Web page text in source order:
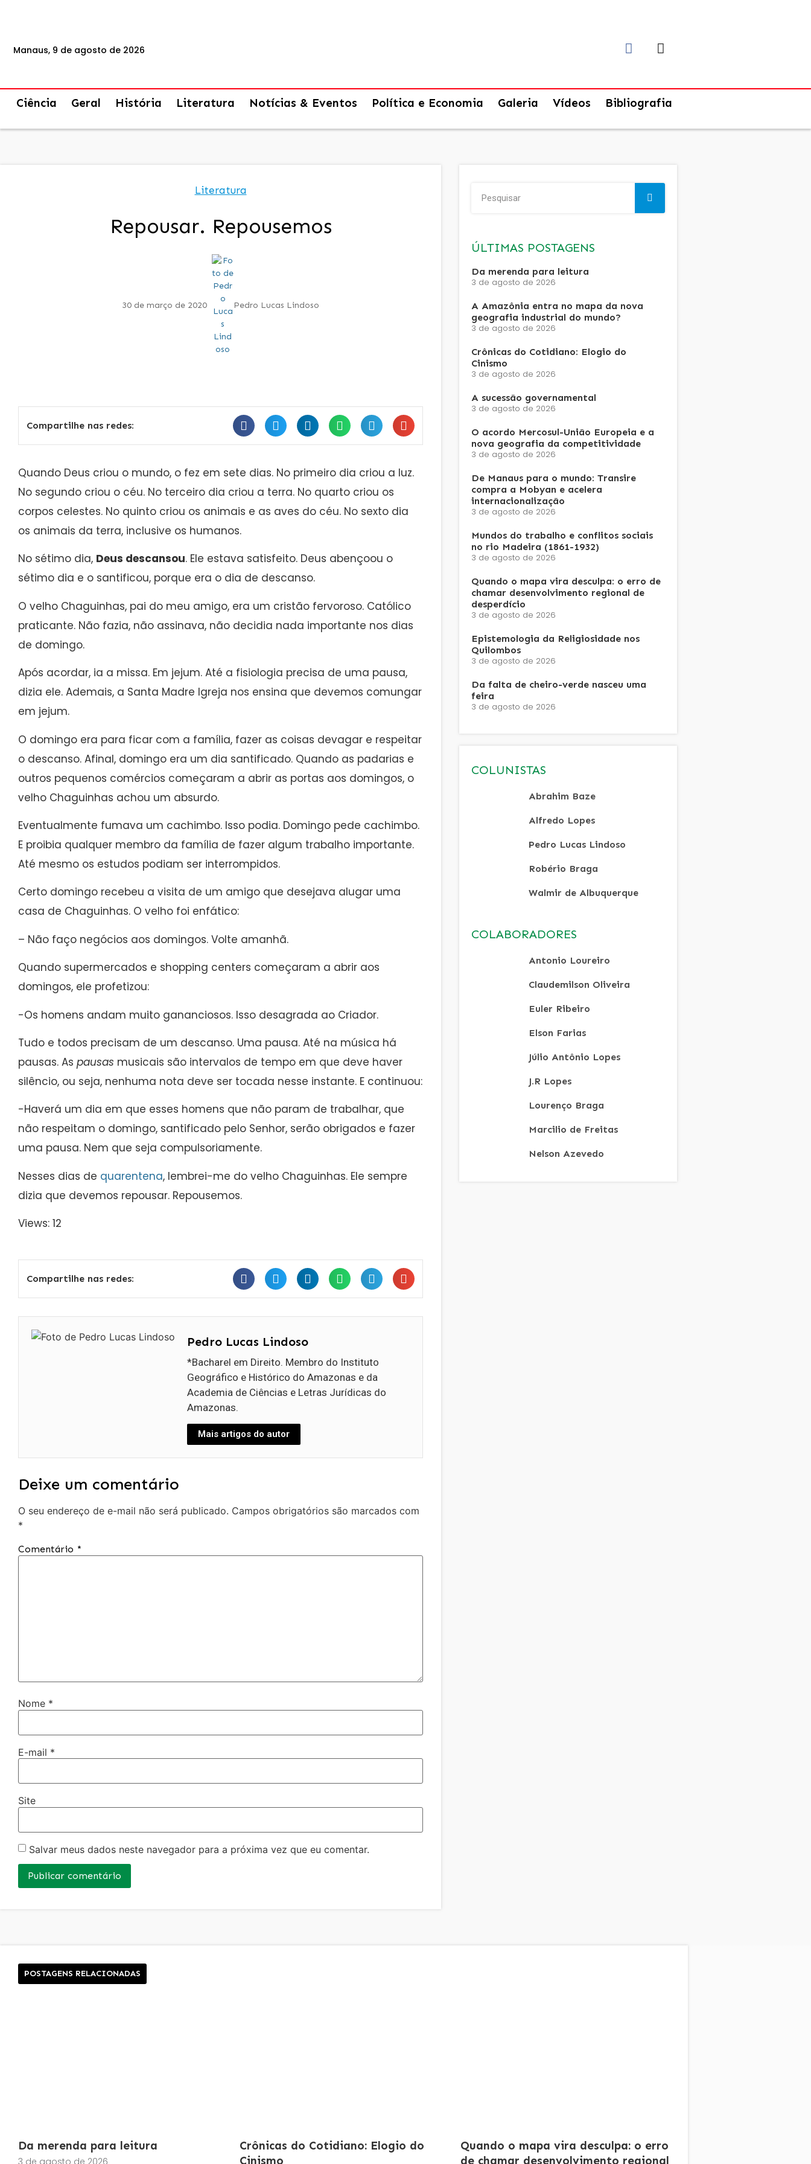
Manaus, 9 de agosto de 2026
Ciência Geral História Literatura Notícias & Eventos Política e Economia Galeria Vídeos Bibliografia
Literatura
Repousar. Repousemos
30 de março de 2020 Pedro Lucas Lindoso
Compartilhe nas redes:
Quando Deus criou o mundo, o fez em sete dias. No primeiro dia criou a luz.
No segundo criou o céu. No terceiro dia criou a terra. No quarto criou os
corpos celestes. No quinto criou os animais e as aves do céu. No sexto dia
os animais da terra, inclusive os humanos.
No sétimo dia, Deus descansou. Ele estava satisfeito. Deus abençoou o
sétimo dia e o santificou, porque era o dia de descanso.
O velho Chaguinhas, pai do meu amigo, era um cristão fervoroso. Católico
praticante. Não fazia, não assinava, não decidia nada importante nos dias
de domingo.
Após acordar, ia a missa. Em jejum. Até a fisiologia precisa de uma pausa,
dizia ele. Ademais, a Santa Madre Igreja nos ensina que devemos comungar
em jejum.
O domingo era para ficar com a família, fazer as coisas devagar e respeitar
o descanso. Afinal, domingo era um dia santificado. Quando as padarias e
outros pequenos comércios começaram a abrir as portas aos domingos, o
velho Chaguinhas achou um absurdo.
Eventualmente fumava um cachimbo. Isso podia. Domingo pede cachimbo.
E proibia qualquer membro da família de fazer algum trabalho importante.
Até mesmo os estudos podiam ser interrompidos.
Certo domingo recebeu a visita de um amigo que desejava alugar uma
casa de Chaguinhas. O velho foi enfático:
– Não faço negócios aos domingos. Volte amanhã.
Quando supermercados e shopping centers começaram a abrir aos
domingos, ele profetizou:
-Os homens andam muito gananciosos. Isso desagrada ao Criador.
Tudo e todos precisam de um descanso. Uma pausa. Até na música há
pausas. As pausas musicais são intervalos de tempo em que deve haver
silêncio, ou seja, nenhuma nota deve ser tocada nesse instante. E continuou:
-Haverá um dia em que esses homens que não param de trabalhar, que
não respeitam o domingo, santificado pelo Senhor, serão obrigados e fazer
uma pausa. Nem que seja compulsoriamente.
Nesses dias de quarentena, lembrei-me do velho Chaguinhas. Ele sempre
dizia que devemos repousar. Repousemos.
Views: 12
Compartilhe nas redes:
Pedro Lucas Lindoso
*Bacharel em Direito. Membro do Instituto
Geográfico e Histórico do Amazonas e da
Academia de Ciências e Letras Jurídicas do
Amazonas.
Mais artigos do autor
Deixe um comentário
O seu endereço de e-mail não será publicado. Campos obrigatórios são marcados com
*
Comentário *
Nome *
E-mail *
Site
Salvar meus dados neste navegador para a próxima vez que eu comentar.
ÚLTIMAS POSTAGENS
Da merenda para leitura
3 de agosto de 2026
A Amazônia entra no mapa da nova
geografia industrial do mundo?
3 de agosto de 2026
Crônicas do Cotidiano: Elogio do
Cinismo
3 de agosto de 2026
A sucessão governamental
3 de agosto de 2026
O acordo Mercosul-União Europeia e a
nova geografia da competitividade
3 de agosto de 2026
De Manaus para o mundo: Transire
compra a Mobyan e acelera
internacionalização
3 de agosto de 2026
Mundos do trabalho e conflitos sociais
no rio Madeira (1861-1932)
3 de agosto de 2026
Quando o mapa vira desculpa: o erro de
chamar desenvolvimento regional de
desperdício
3 de agosto de 2026
Epistemologia da Religiosidade nos
Quilombos
3 de agosto de 2026
Da falta de cheiro-verde nasceu uma
feira
3 de agosto de 2026
COLUNISTAS
Abrahim Baze
Alfredo Lopes
Pedro Lucas Lindoso
Robério Braga
Walmir de Albuquerque
COLABORADORES
Antonio Loureiro
Claudemilson Oliveira
Euler Ribeiro
Elson Farias
Júlio Antônio Lopes
J.R Lopes
Lourenço Braga
Marcilio de Freitas
Nelson Azevedo
POSTAGENS RELACIONADAS
Da merenda para leitura
Crônicas do Cotidiano: Elogio do
Cinismo
Quando o mapa vira desculpa: o erro
de chamar desenvolvimento regional